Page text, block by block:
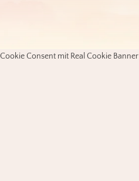
Cookie Consent mit Real Cookie Banner